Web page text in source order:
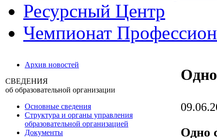
Ресурсный Центр
Чемпионат
Архив новостей
СВЕДЕНИЯ
об образовательной организации
Основные сведения
Структура и органы управления
образовательной организацией
Документы
Одно
Одно